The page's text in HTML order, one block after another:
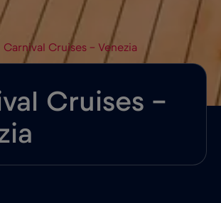
Carnival Cruises – Venezia
Cruises –